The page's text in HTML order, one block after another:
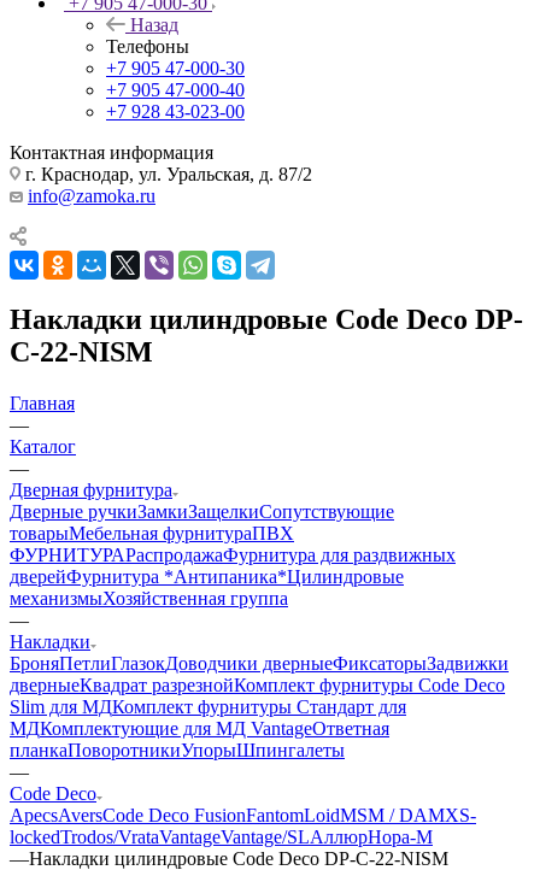
Назад
Телефоны
+7 905 47-000-30
+7 905 47-000-40
+7 928 43-023-00
Контактная информация
г. Краснодар, ул. Уральская, д. 87/2
info@zamoka.ru
Накладки цилиндровые Code Deco DP-
C-22-NISM
Главная
—
Каталог
—
Дверная фурнитура
Дверные ручкиЗамкиЗащелкиСопутствующие
товарыМебельная фурнитураПВХ
ФУРНИТУРАРаспродажаФурнитура для раздвижных
дверейФурнитура *Антипаника*Цилиндровые
механизмыХозяйственная группа
—
Накладки
БроняПетлиГлазокДоводчики дверныеФиксаторыЗадвижки
дверныеКвадрат разрезнойКомплект фурнитуры Code Deco
Slim для МДКомплект фурнитуры Стандарт для
МДКомплектующие для МД VantageОтветная
планкаПоворотникиУпорыШпингалеты
—
Code Deco
ApecsAversCode Deco FusionFantomLoidMSM / DAMXS-
lockedTrodos/VrataVantageVantage/SLАллюрНора-М
—Накладки цилиндровые Code Deco DP-C-22-NISM